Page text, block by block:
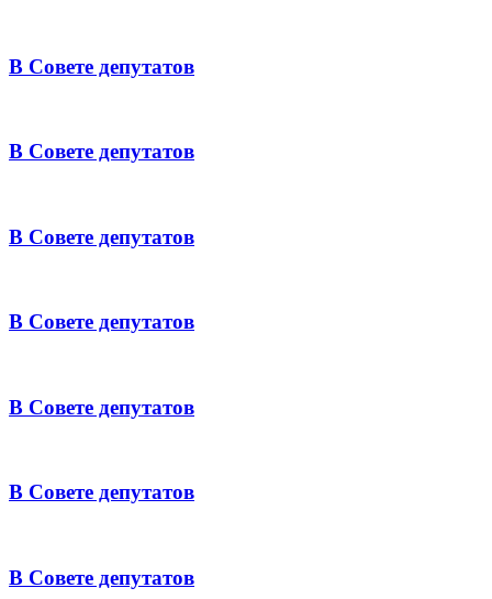
В Совете депутатов
В Совете депутатов
В Совете депутатов
В Совете депутатов
В Совете депутатов
В Совете депутатов
В Совете депутатов